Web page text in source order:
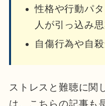
性格や行動パ
人が引っ込み
自傷行為や自
ストレスと難聴に関
は、こちらの記事も